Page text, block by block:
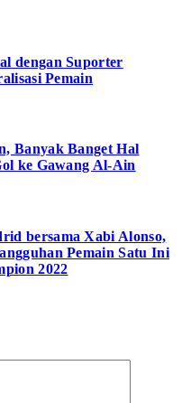
dengan Suporter
Pemain
Banyak Banget Hal
ke Gawang Al-Ain
bersama Xabi Alonso,
Pemain Satu Ini
2022